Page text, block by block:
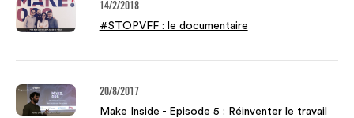
14/2/2018
#STOPVFF : le documentaire
20/8/2017
Make Inside - Episode 5 : Réinventer le travail